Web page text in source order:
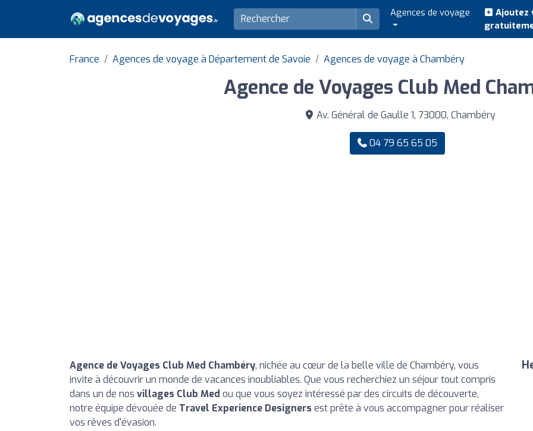
Agences de voyage
Ajoutez
France Agences de voyage à Département de Savoie Agences de voyage à Chambéry
Agence de Voyages Club Med
Av. Général de Gaulle 1, 73000, Chambéry
04 79 65 65 05
Agence de Voyages Club Med Chambéry, nichée au cœur de la belle ville de Chambéry, vous
invite à découvrir un monde de vacances inoubliables. Que vous recherchiez un séjour tout compris
dans un de nos villages Club Med ou que vous soyez intéressé par des circuits de découverte,
notre équipe dévouée de Travel Experience Designers est prête à vous accompagner pour réaliser
vos rêves d'évasion.